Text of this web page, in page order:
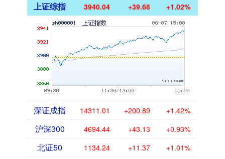
上证综指 3940.04 +39.68 +1.02%
深证成指 14311.01 +200.89 +1.42%
沪深300 4694.44 +43.13 +0.93%
北证50 1134.24 +11.37 +1.01%